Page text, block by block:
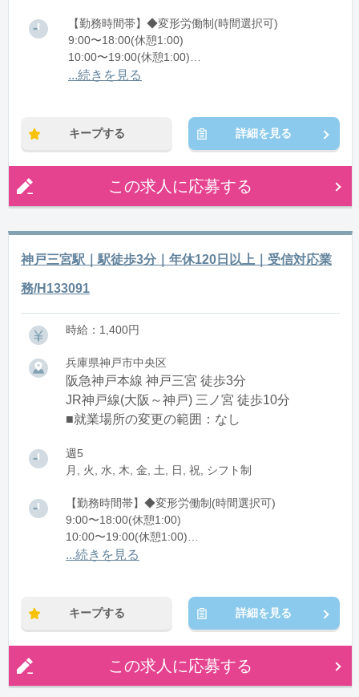
【勤務時間帯】◆変形労働制(時間選択可)
9:00〜18:00(休憩1:00)
10:00〜19:00(休憩1:00)
11:00〜20:00(休憩1:00)
...続きを見る
キープする 詳細を見る
この求人に応募する
神戸三宮駅｜駅徒歩3分｜年休120日以上｜受信対応業
務/H133091
時給：1,400円
兵庫県神戸市中央区
阪急神戸本線 神戸三宮 徒歩3分
JR神戸線(大阪～神戸) 三ノ宮 徒歩10分
■就業場所の変更の範囲：なし
週5
月, 火, 水, 木, 金, 土, 日, 祝, シフト制
【勤務時間帯】◆変形労働制(時間選択可)
9:00〜18:00(休憩1:00)
10:00〜19:00(休憩1:00)
11:00〜20:00(休憩1:00)
...続きを見る
キープする 詳細を見る
この求人に応募する